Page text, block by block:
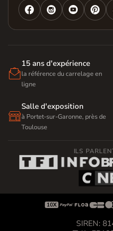
   

15 ans d'expérience
la référence du carrelage en
ligne

Salle d'exposition
à Portet-sur-Garonne, près de
Toulouse
ILS

SIREN: